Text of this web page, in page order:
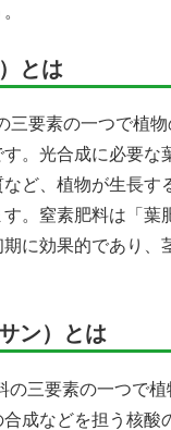
とは
三要素の一つで植
す。光合成に必要な
ど、植物が生長す
。窒素肥料は「葉
に効果的であり、
ン）とは
の三要素の一つで
成などを担う核酸